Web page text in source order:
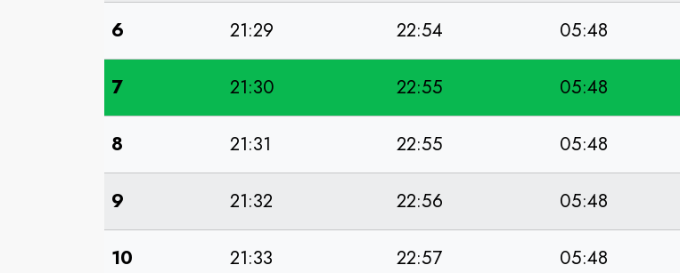
6 21:29 22:54 05:48
7 21:30 22:55 05:48
8 21:31 22:55 05:48
9 21:32 22:56 05:48
10 21:33 22:57 05:48